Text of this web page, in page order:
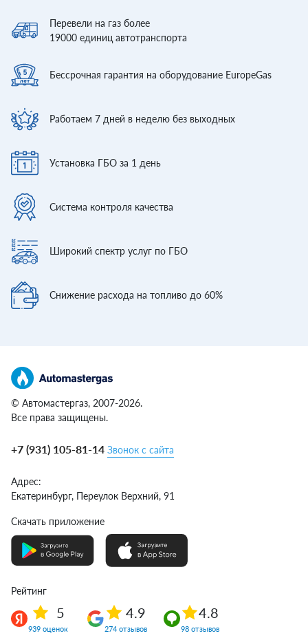
Перевели на газ более
19000 единиц автотранспорта
Бессрочная гарантия на оборудование EuropeGas
Работаем 7 дней в неделю без выходных
Установка ГБО за 1 день
Система контроля качества
Широкий спектр услуг по ГБО
Снижение расхода на топливо до 60%
© Автомастергаз, 2007-2026.
Все права защищены.
+7 (931) 105-81-14 Звонок с сайта
Адрес:
Екатеринбург, Переулок Верхний, 91
Скачать приложение
Рейтинг
5
939 оценок
4.9
274 отзывов
4.8
98 отзывов